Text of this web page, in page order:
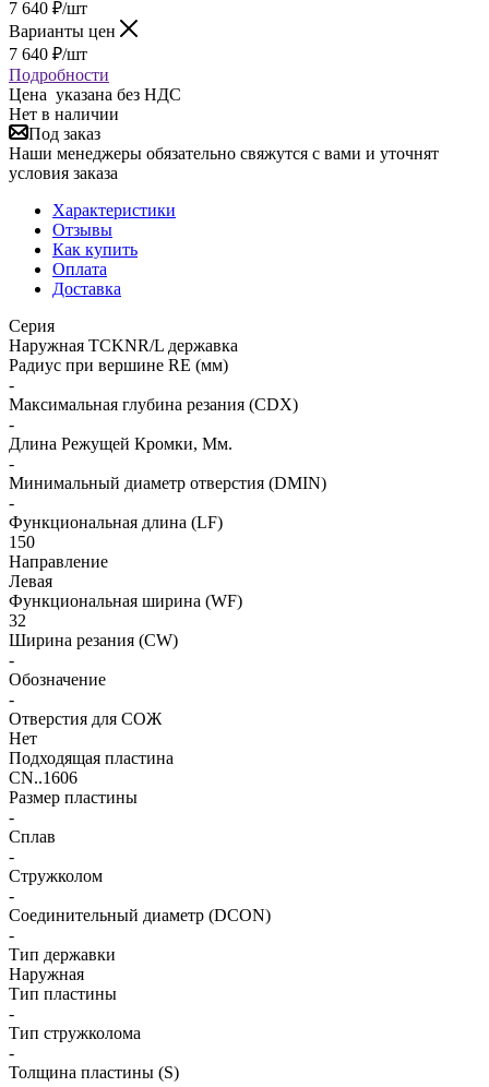
7 640 ₽/шт
Варианты цен
7 640 ₽/шт
Подробности
Цена указана без НДС
Нет в наличии
Под заказ
Наши менеджеры обязательно свяжутся с вами и уточнят
условия заказа
Характеристики
Отзывы
Как купить
Оплата
Доставка
Серия
Наружная TCKNR/L державка
Радиус при вершине RE (мм)
-
Максимальная глубина резания (CDX)
-
Длина Режущей Кромки, Мм.
-
Минимальный диаметр отверстия (DMIN)
-
Функциональная длина (LF)
150
Направление
Левая
Функциональная ширина (WF)
32
Ширина резания (CW)
-
Обозначение
-
Отверстия для СОЖ
Нет
Подходящая пластина
CN..1606
Размер пластины
-
Сплав
-
Стружколом
-
Соединительный диаметр (DCON)
-
Тип державки
Наружная
Тип пластины
-
Тип стружколома
-
Толщина пластины (S)